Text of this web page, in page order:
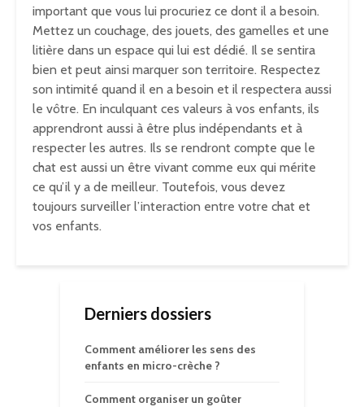
important que vous lui procuriez ce dont il a besoin.
Mettez un couchage, des jouets, des gamelles et une
litière dans un espace qui lui est dédié. Il se sentira
bien et peut ainsi marquer son territoire. Respectez
son intimité quand il en a besoin et il respectera aussi
le vôtre. En inculquant ces valeurs à vos enfants, ils
apprendront aussi à être plus indépendants et à
respecter les autres. Ils se rendront compte que le
chat est aussi un être vivant comme eux qui mérite
ce qu’il y a de meilleur. Toutefois, vous devez
toujours surveiller l’interaction entre votre chat et
vos enfants.
Derniers dossiers
Comment améliorer les sens des
enfants en micro-crèche ?
Comment organiser un goûter